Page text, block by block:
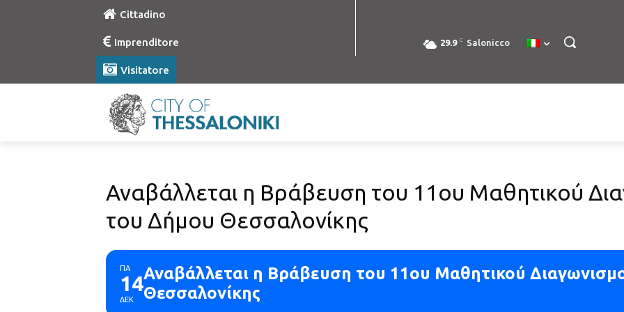
Cittadino
Imprenditore
Visitatore
29.9 C Salonicco
Αναβάλλεται η Βράβευση του 11ου Μαθητικού
του Δήμου Θεσσαλονίκης
ΠΑ
14
ΔΕΚ
Αναβάλλεται η Βράβευση του 11ου Μαθητικού
Θεσσαλονίκης